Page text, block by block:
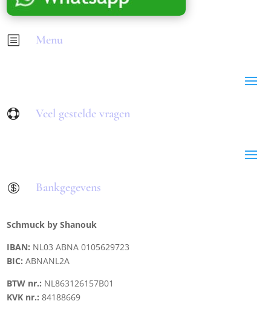
b Menu
 Veel gestelde vragen
 Bankgegevens
Schmuck by Shanouk
IBAN: NL03 ABNA 0105629723
BIC: ABNANL2A
BTW nr.: NL863126157B01
KVK nr.:84188669